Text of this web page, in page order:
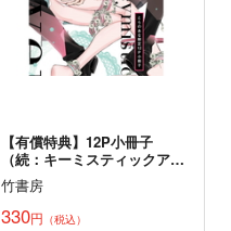
刀剣乱舞
小夜左文字
オールキャラ
【有償特典】12P小冊子
（続：キーミスティックアン
ダーカバー）
竹書房
330円 （税込）